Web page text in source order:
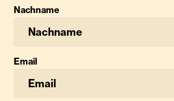
Nachname
Email